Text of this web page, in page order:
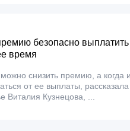
безопасно выплатить
время
снизить премию, а когда и
от ее выплаты,
Виталия Кузнецова, ...